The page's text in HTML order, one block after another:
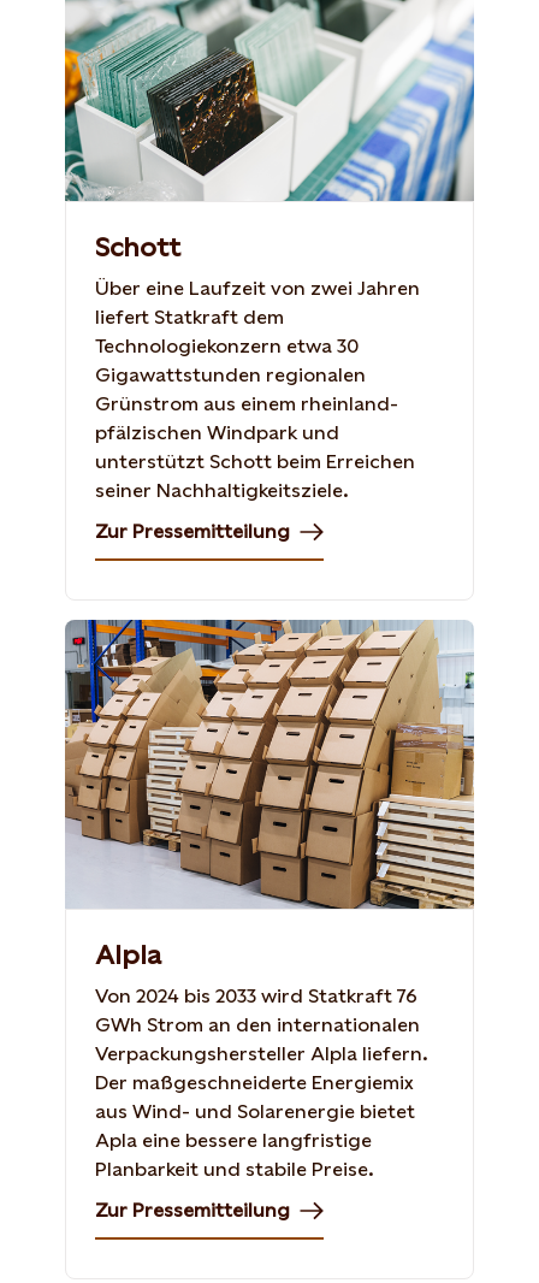
Schott
Über eine Laufzeit von zwei Jahren
liefert Statkraft dem
Technologiekonzern etwa 30
Gigawattstunden regionalen
Grünstrom aus einem rheinland-
pfälzischen Windpark und
unterstützt Schott beim Erreichen
seiner Nachhaltigkeitsziele.
Zur Pressemitteilung
Alpla
Von 2024 bis 2033 wird Statkraft 76
GWh Strom an den internationalen
Verpackungshersteller Alpla liefern.
Der maßgeschneiderte Energiemix
aus Wind- und Solarenergie bietet
Apla eine bessere langfristige
Planbarkeit und stabile Preise.
Zur Pressemitteilung